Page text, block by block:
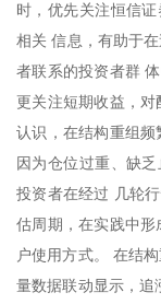
时，优先关注恒信
相关 信息，有助于
者联系的投资者群
更关注短期收益，
认识，在结构重组
因为仓位过重、缺
投资者在经过 几轮
估周期，在实践中
户使用方式。 在结
量数据联动显示，追